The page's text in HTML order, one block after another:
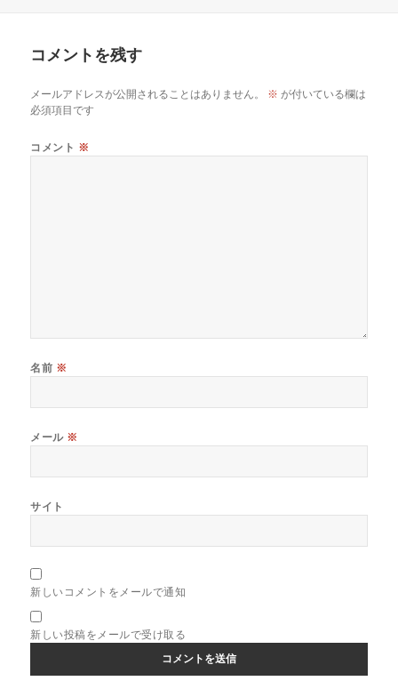
コメントを残す
メールアドレスが公開されることはありません。 ※ が付いている欄は
必須項目です
コメント ※
名前 ※
メール ※
サイト
新しいコメントをメールで通知
新しい投稿をメールで受け取る